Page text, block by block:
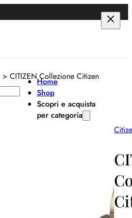
Home
Shop
Scopri e acquista
per categoria
> CITIZEN Collezione Citizen